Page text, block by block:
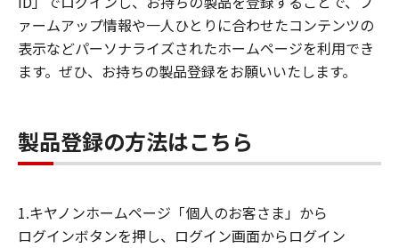
ァームアップ情報や一人ひとりに合わせたコンテンツの
表示などパーソナライズされたホームページを利用でき
ます。ぜひ、お持ちの製品登録をお願いいたします。
製品登録の方法はこちら
1.キヤノンホームページ「個人のお客さま」から
ログインボタンを押し、ログイン画面からログイン